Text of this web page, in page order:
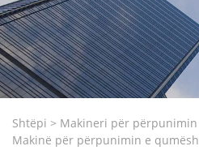
Shtëpi > Makineri për
Makinë për përpunimin e